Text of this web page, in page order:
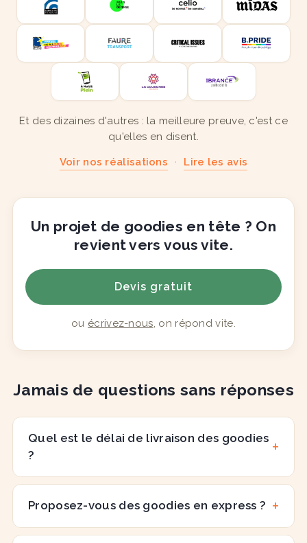
Et des dizaines d'autres : la meilleure preuve, c'est ce
qu'elles en disent.
Voir nos réalisations · Lire les avis
Un projet de goodies en tête ? On
revient vers vous vite.
Devis gratuit
ou écrivez-nous, on répond vite.
Jamais de questions sans réponses
Quel est le délai de livraison des goodies
?
Proposez-vous des goodies en express ?